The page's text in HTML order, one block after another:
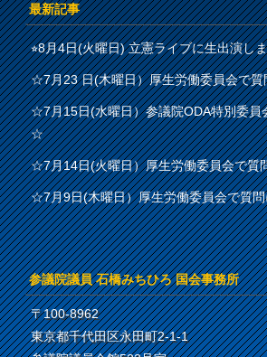
最新記事
⭐︎8月4日(火曜日) 立憲ライブに生出演しま
☆7月23 日(木曜日）厚生労働委員会で
☆7月15日(水曜日）参議院ODA特別委員
☆
☆7月14日(火曜日）厚生労働委員会で質
☆7月9日(木曜日）厚生労働委員会で質
参議院議員 石橋みちひろ 国会事務所
〒100-8962
東京都千代田区永田町2-1-1